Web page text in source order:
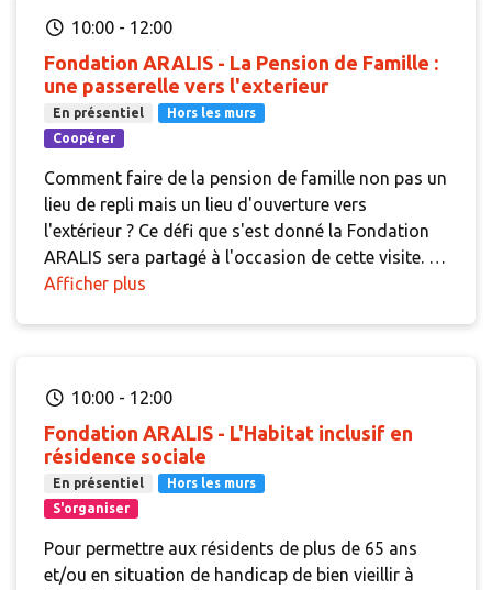
10:00 - 12:00
Fondation ARALIS - La Pension de Famille :
une passerelle vers l'exterieur
En présentiel
Hors les murs
Coopérer
Comment faire de la pension de famille non pas un
lieu de repli mais un lieu d'ouverture vers
l'extérieur ? Ce défi que s'est donné la Fondation
ARALIS sera partagé à l'occasion de cette visite. Il
y sera question de mobilisation des résidents, de
Afficher plus
10:00 - 12:00
Fondation ARALIS - L'Habitat inclusif en
résidence sociale
En présentiel
Hors les murs
S'organiser
Pour permettre aux résidents de plus de 65 ans
et/ou en situation de handicap de bien vieillir à